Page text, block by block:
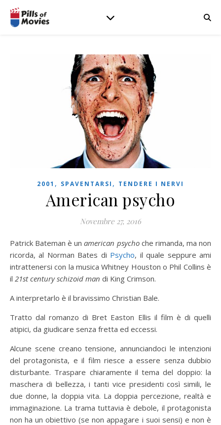
2001 , SPAVENTARSI , TENDERE I NERVI
American psycho
Novembre 27, 2016
Patrick Bateman è unamerican psycho che rimanda, ma non
ricorda, al Norman Bates di Psycho, il quale seppure ami
intrattenersi con la musica Whitney Houston o Phil Collins è
il 21st century schizoid man di King Crimson.
A interpretarlo è il bravissimo Christian Bale.
Tratto dal romanzo di Bret Easton Ellis il film è di quelli
atipici, da giudicare senza fretta ed eccessi.
Alcune scene creano tensione, annunciandoci le intenzioni
del protagonista, e il film riesce a essere senza dubbio
disturbante. Traspare chiaramente il tema del doppio: la
maschera di bellezza, i tanti vice presidenti così simili, le
due donne, la doppia vita. La doppia percezione, realtà e
immaginazione. La trama tuttavia è debole, il protagonista
non ha un obiettivo (se non appagare i suoi sensi) e non è